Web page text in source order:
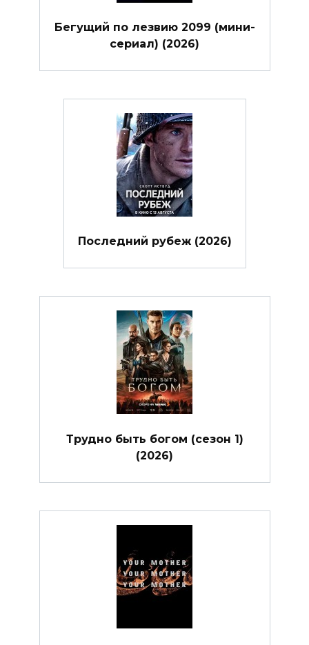
Бегущий по лезвию 2099 (мини-
сериал) (2026)
Последний рубеж (2026)
Трудно быть богом (сезон 1)
(2026)